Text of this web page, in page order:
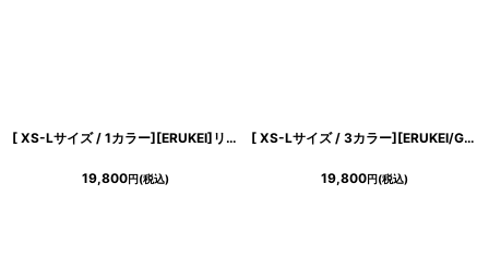
[ XS-Lサイズ / 1カラー][ERUKEI]リボン柄・プリント・ノースリーブ・肩リボン・Aライン・フレア・ミニドレス・ワンピース[送料無料]
19,800円(税込)
[ XS-Lサイズ / 3カラー][ERUKEI/GINZA COUTURE]アイボリー・ピンク・ブラック半袖・パール・ラインストーン・Aライン・ミニドレス・ワンピース[送料無料]
19,800円(税込)